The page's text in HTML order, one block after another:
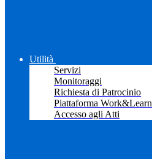
Utilità
Servizi
Monitoraggi
Richiesta di Patrocinio
Piattaforma Work&Learn
Accesso agli Atti